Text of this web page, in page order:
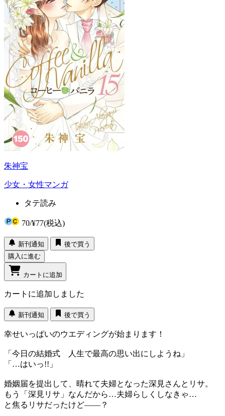
朱神宝
少女・女性マンガ
タテ読み
70/¥77(税込)
新刊通知
後で買う
購入に進む
カートに追加
カートに追加しました
新刊通知 後で買う
幸せいっぱいのウエディングが始まります！
「今日の結婚式 人生で最高の思い出にしようね」
「…はいっ!!」
婚姻届を提出して、晴れて夫婦となった深見さんとリサ。
もう「深見リサ」なんだから…夫婦らしくしなきゃ…
と焦るリサだったけど――？